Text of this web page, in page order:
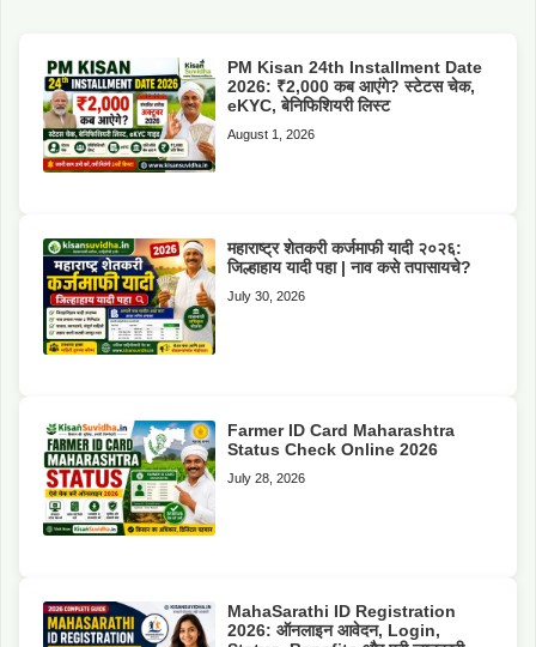
PM Kisan 24th Installment Date
2026: ₹2,000 कब आएंगे? स्टेटस चेक,
eKYC, बेनिफिशियरी लिस्ट
August 1, 2026
महाराष्ट्र शेतकरी कर्जमाफी यादी २०२६:
जिल्हाहाय यादी पहा | नाव कसे तपासायचे?
July 30, 2026
Farmer ID Card Maharashtra
Status Check Online 2026
July 28, 2026
MahaSarathi ID Registration
2026: ऑनलाइन आवेदन, Login,